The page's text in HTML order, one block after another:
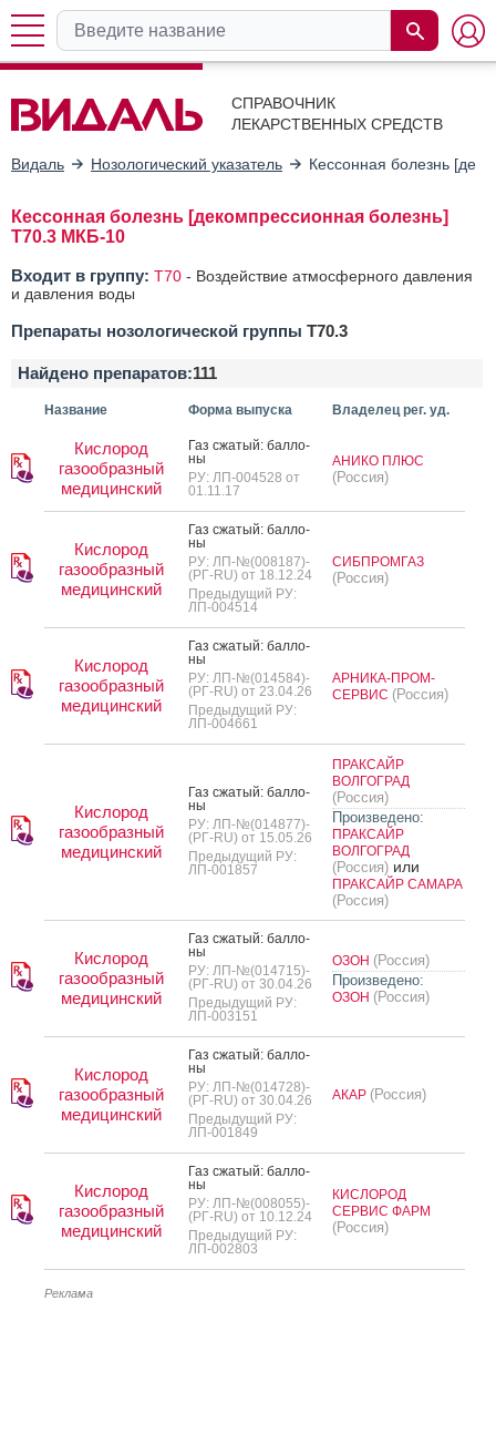
СПРАВОЧНИК
ЛЕКАРСТВЕННЫХ СРЕДСТВ
Видаль Нозологический указатель Кессонная болезнь
Кессонная болезнь [декомпрессионная болезнь]
T70.3 МКБ-10
Входит в группу: T70 - Воздействие атмосферного давления
и давления воды
Препараты нозологической группы T70.3
Найдено препаратов:111
Название Форма выпуска Владелец рег. уд.
Кислород
газообразный
медицинский
Газ сжа­тый: бал­ло­
ны
РУ: ЛП-004528 от
01.11.17
АНИКО ПЛЮС
(Россия)
Кислород
газообразный
медицинский
Газ сжа­тый: бал­ло­
ны
РУ: ЛП-№(008187)-
(РГ-RU) от 18.12.24
Предыдущий РУ:
ЛП-004514
СИБПРОМГАЗ
(Россия)
Кислород
газообразный
медицинский
Газ сжа­тый: бал­ло­
ны
РУ: ЛП-№(014584)-
(РГ-RU) от 23.04.26
Предыдущий РУ:
ЛП-004661
АРНИКА-ПРОМ-
СЕРВИС (Россия)
Кислород
газообразный
медицинский
Газ сжа­тый: бал­ло­
ны
РУ: ЛП-№(014877)-
(РГ-RU) от 15.05.26
Предыдущий РУ:
ЛП-001857
ПРАКСАЙР
ВОЛГОГРАД
(Россия)
Произведено:
ПРАКСАЙР
ВОЛГОГРАД
(Россия) или
ПРАКСАЙР САМАРА
(Россия)
Кислород
газообразный
медицинский
Газ сжа­тый: бал­ло­
ны
РУ: ЛП-№(014715)-
(РГ-RU) от 30.04.26
Предыдущий РУ:
ЛП-003151
ОЗОН (Россия)
Произведено:
ОЗОН (Россия)
Кислород
газообразный
медицинский
Газ сжа­тый: бал­ло­
ны
РУ: ЛП-№(014728)-
(РГ-RU) от 30.04.26
Предыдущий РУ:
ЛП-001849
АКАР (Россия)
Кислород
газообразный
медицинский
Газ сжа­тый: бал­ло­
ны
РУ: ЛП-№(008055)-
(РГ-RU) от 10.12.24
Предыдущий РУ:
ЛП-002803
КИСЛОРОД
СЕРВИС ФАРМ
(Россия)
Реклама